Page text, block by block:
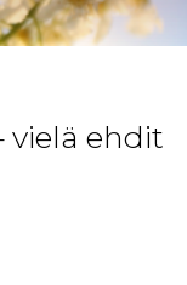
vielä ehdit